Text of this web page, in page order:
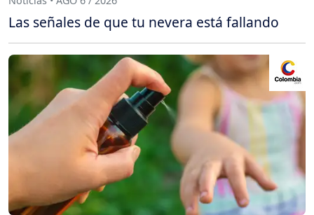
Las señales de que tu nevera está fallando